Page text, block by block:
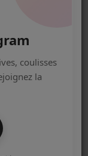
coulisses
la